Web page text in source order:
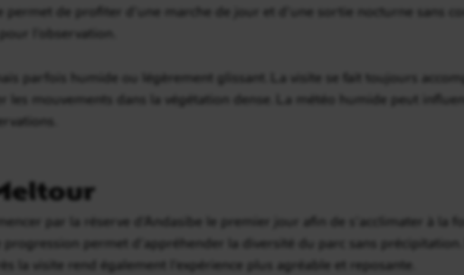
permet de profiter d’une marche de jour et d’une sortie nocturne sans
l’observation.
parfois humide ou légèrement glissant. La visite se fait toujours
les mouvements dans la végétation dense. La météo humide peut
par la réserve d’Andasibe le premier jour afin de s’acclimater à la
progression permet d’appréhender la diversité du parc sans
la visite rend également l’expérience plus agréable et reposante.